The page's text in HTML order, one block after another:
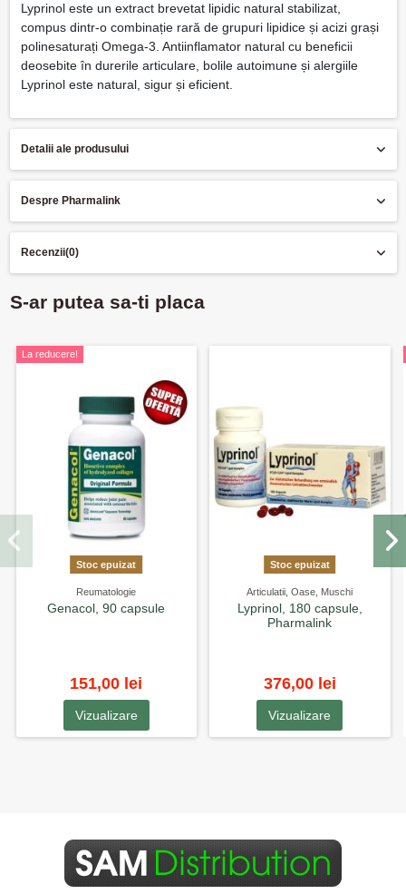
Lyprinol este un extract brevetat lipidic natural stabilizat,
compus dintr-o combinație rară de grupuri lipidice și acizi grași
polinesaturați Omega-3. Antiinflamator natural cu beneficii
deosebite în durerile articulare, bolile autoimune și alergiile
Lyprinol este natural, sigur și eficient.
Detalii ale produsului
Despre Pharmalink
Recenzii(0)
S-ar putea sa-ti placa
La reducere!
Stoc epuizat
Reumatologie
Genacol, 90 capsule
151,00 lei
Vizualizare
Stoc epuizat
Articulatii, Oase, Muschi
Lyprinol, 180 capsule,
Pharmalink
376,00 lei
Vizualizare